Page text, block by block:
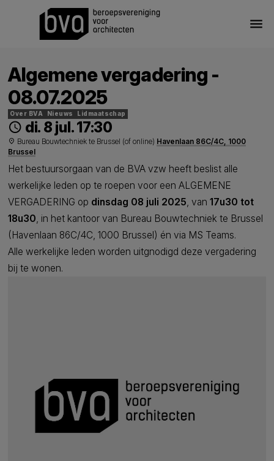
menu
Algemene vergadering -
08.07.2025
Over BVA Nieuws Lidmaatschap
schedule di. 8 jul. 17:30
place Bureau Bouwtechniek te Brussel (of online) Havenlaan 86C/4C, 1000
Brussel
Het bestuursorgaan van de BVA vzw heeft beslist alle
werkelijke leden op te roepen voor een ALGEMENE
VERGADERING op dinsdag 08 juli 2025, van 17u30 tot
18u30, in het kantoor van Bureau Bouwtechniek te Brussel
(Havenlaan 86C/4C, 1000 Brussel) én via MS Teams.
Alle werkelijke leden worden uitgnodigd deze vergadering
bij te wonen.